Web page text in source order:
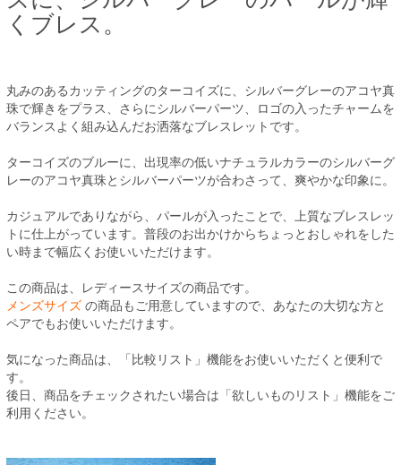
くブレス。
丸みのあるカッティングのターコイズに、シルバーグレーのアコヤ真
珠で輝きをプラス、さらにシルバーパーツ、ロゴの入ったチャームを
バランスよく組み込んだお洒落なブレスレットです。
ターコイズのブルーに、出現率の低いナチュラルカラーのシルバーグ
レーのアコヤ真珠とシルバーパーツが合わさって、爽やかな印象に。
カジュアルでありながら、パールが入ったことで、上質なブレスレッ
トに仕上がっています。普段のお出かけからちょっとおしゃれをした
い時まで幅広くお使いいただけます。
この商品は、レディースサイズの商品です。
メンズサイズ の商品もご用意していますので、あなたの大切な方と
ペアでもお使いいただけます。
気になった商品は、「比較リスト」機能をお使いいただくと便利で
す。
後日、商品をチェックされたい場合は「欲しいものリスト」機能をご
利用ください。